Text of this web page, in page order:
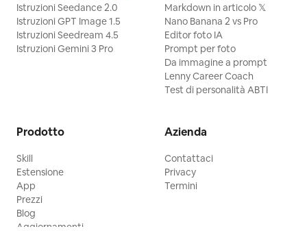
Istruzioni Seedance 2.0
Istruzioni GPT Image 1.5
Istruzioni Seedream 4.5
Istruzioni Gemini 3 Pro
Markdown in articolo 𝕏
Nano Banana 2 vs Pro
Editor foto IA
Prompt per foto
Da immagine a prompt
Lenny Career Coach
Test di personalità ABTI
Prodotto
Skill
Estensione
App
Prezzi
Blog
Aggiornamenti
Azienda
Contattaci
Privacy
Termini